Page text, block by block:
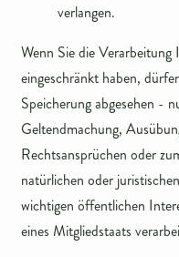
verlangen.
Wenn Sie die
eingeschränkt haben,
Speicherung abgesehen -
Geltendmachung,
Rechtsansprüchen oder
natürlichen oder
wichtigen öffentlichen
eines Mitgliedstaats